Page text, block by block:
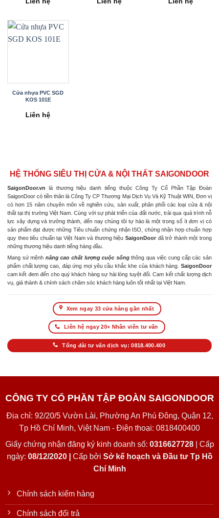
Cửa nhựa PVC SGD
KOS 101E
Liên hệ
HỆ THỐNG SIÊU THỊ CỬA & NỘI THẤT SAIGONDOOR
SaigonDoor.vn là thương hiệu danh tiếng thuộc Công Ty Cổ Phần Tập Đoàn
SaigonDoor có tiền thân là Công Ty CP Thương Mại Dịch Vụ Và Kỹ Thuật WIN, Đơn vị
có hơn 15 năm chuyên môn về nghiên cứu, sản xuất, phân phối các loại cửa & nội
thất tại thị trường Việt Nam. Cùng với sự phát triển của đất nước, trải qua quá trình nỗ
lực xây dựng và trưởng thành, đến nay chúng tôi tự hào là một trong số ít đơn vị có
sản phẩm đạt được những Tiêu chuẩn chứng nhận ISO, chứng nhận hợp chuẩn hợp
quy theo tiêu chuẩn tại Việt Nam và thương hiệu SaigonDoor đã trở thành một trong
những thương hiệu danh tiếng hàng đầu.
Mang sứ mệnh nâng cao chất lượng cuộc sốngthông qua việc cung cấp các sản
phẩm chất lượng cao, đáp ứng mọi yêu cầu khắc khe của khách hàng. SaigonDoor
cam kết đem đến cho quý khách hàng sự hài lòng tuyệt đối. Cam kết chất lượng dịch
vụ, giá thành & chính sách chăm sóc khách hàng luôn tốt nhất tại Việt Nam.
Xem ngay 33 cửa hàng gần nhất
Liên hệ ngay 20+ Nhân viên tư vấn
Tổng đài tư vấn dịch vụ: 0818.400.400
CÔNG TY CỔ PHẦN TẬP ĐOÀN SAIGONDOOR
Địa chỉ: 92/20/5 Vườn Lài, Phường An Phú Đông, Quận 12,
Tp Hồ Chí Minh, Việt Nam - Điện thoại: 0818400400
Giấy chứng nhận đăng ký kinh doanh số: 0316627728| Cấp
ngày: 08/12/2020 | Cấp bởi Sở kế hoạch và Đầu tư Tp Hồ
Chí Minh
Chính sách kiểm hàng
Chính sách đổi trả